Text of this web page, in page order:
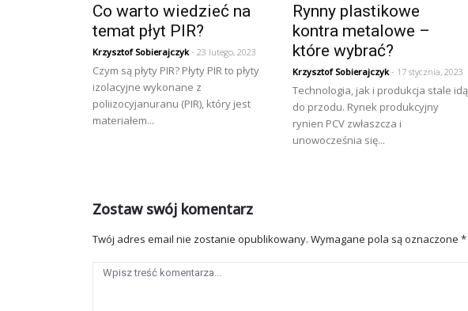
Co warto wiedzieć na
temat płyt PIR?
Krzysztof Sobierajczyk- 23 lutego, 2023
Czym są płyty PIR? Płyty PIR to płyty
izolacyjne wykonane z
poliizocyjanuranu (PIR), który jest
materiałem...
Rynny plastikowe
kontra metalowe –
które wybrać?
Krzysztof Sobierajczyk- 17 stycznia, 2023
Technologia, jak i produkcja stale idą
do przodu. Rynek produkcyjny
rynien PCV zwłaszcza i
unowocześnia się...
Zostaw swój komentarz
Twój adres email nie zostanie opublikowany. Wymagane pola są oznaczone *